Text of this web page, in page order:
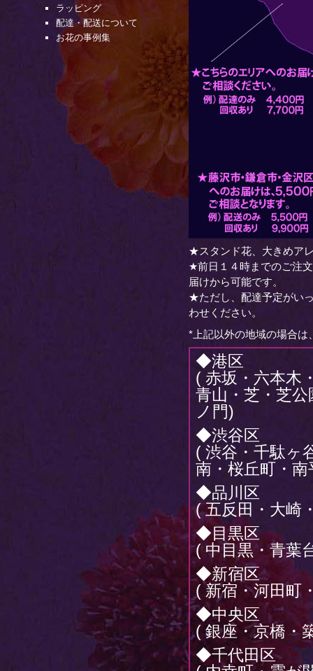
★スタンド花、大きめア
★前日１４時までのご注
届けから可能です。
★ただし、配達予定がい
わせください。
*上記以外の地域の場合は
◆港区
( 赤坂・六本木
青山・芝・芝
ノ門)
◆渋谷区
( 渋谷・千駄ヶ
南・桜丘町・
◆品川区
( 五反田・大崎
◆目黒区
( 中目黒・青葉
◆新宿区
( 新宿・河田町
◆中央区
( 銀座・京橋・
◆千代田区
ラッピング
配達・配送について
お花の事例集